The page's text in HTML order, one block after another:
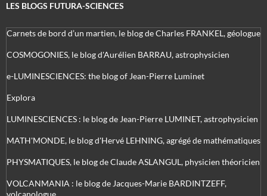
LES BLOGS FUTURA-SCIENCES
Carnets de bord d’un martien, le blog de Charles FRANKEL, géologue
COSMOGONIES, le blog d'Aurélien BARRAU, astrophysicien
e-LUMINESCIENCES: the blog of Jean-Pierre Luminet
Explora
LUMINESCIENCES : le blog de Jean-Pierre LUMINET, astrophysicien
MATH'MONDE, le blog d'Hervé LEHNING, agrégé de mathématiques
PHYSMATIQUES, le blog de Claude ASLANGUL, physicien théoricien
VOLCANMANIA : le blog de Jacques-Marie BARDINTZEFF,